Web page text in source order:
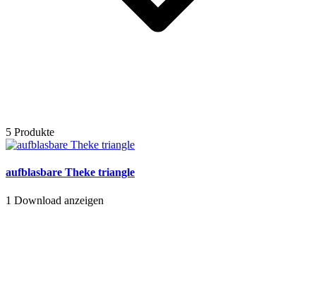
5 Produkte
aufblasbare Theke triangle
1 Download anzeigen